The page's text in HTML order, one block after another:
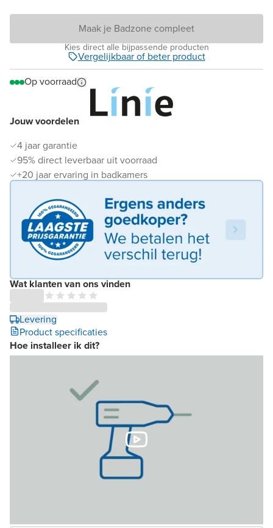
Jouw voordelen
4 jaar garantie
95% direct leverbaar uit voorraad
+20 jaar ervaring in badkamers
Wat klanten van ons vinden
Levering
Product specificaties
Hoe installeer ik dit?
Maak je Badzone compleet
Kies direct alle bijpassende producten
Vergelijkbaar of beter product
Op voorraad